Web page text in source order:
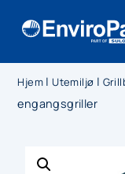
Hjem | Utemiljø |
engangsgriller